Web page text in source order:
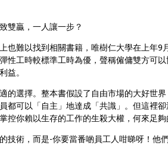
雙贏，一人讓一步？
也難以找到相關書籍，唯樹仁大學在上年
性工時較標準工時為優，聲稱僱傭雙方可
益。
的選擇。整本書假設了自由市場的大好世
都可以「自主」地達成「共識」。但這裡
控你賴以生存的工作的生殺大權，何來足
技術，而是-你要當番啲員工人咁睇呀！他